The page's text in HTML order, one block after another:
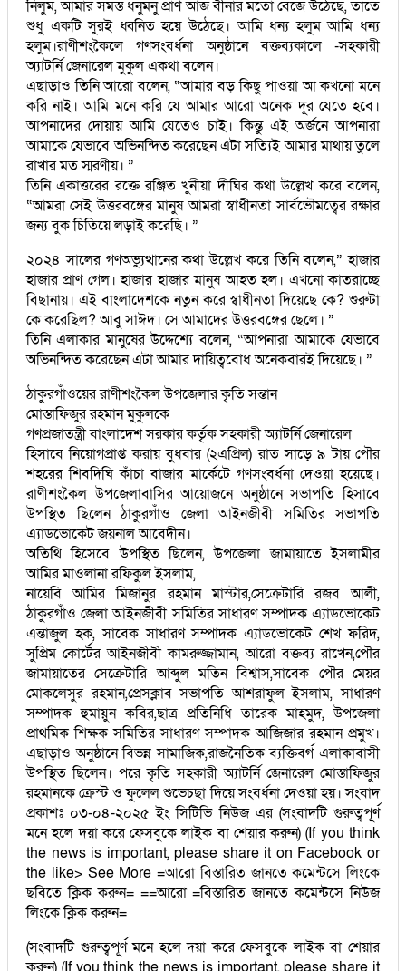
নিলুম, আমার সমস্ত ধনুমনু প্রাণ আজ বীনার মতো বেজে উঠেছে, তাতে
শুধু একটি সুরই ধ্বনিত হয়ে উঠেছে। আমি ধন্য হলুম আমি ধন্য
হলুম।রাণীশংকৈলে গণসংবর্ধনা অনুষ্ঠানে বক্তব্যকালে -সহকারী
অ্যাটর্নি জেনারেল মুকুল একথা বলেন।
এছাড়াও তিনি আরো বলেন, “আমার বড় কিছু পাওয়া আ কখনো মনে
করি নাই। আমি মনে করি যে আমার আরো অনেক দূর যেতে হবে।
আপনাদের দোয়ায় আমি যেতেও চাই। কিন্তু এই অর্জনে আপনারা
আমাকে যেভাবে অভিনন্দিত করেছেন এটা সত্যিই আমার মাথায় তুলে
রাখার মত স্মরণীয়। ”
তিনি একাত্তরের রক্তে রঞ্জিত খুনীয়া দীঘির কথা উল্লেখ করে বলেন,
“আমরা সেই উত্তরবঙ্গের মানুষ আমরা স্বাধীনতা সার্বভৌমত্বের রক্ষার
জন্য বুক চিতিয়ে লড়াই করেছি। ”
২০২৪ সালের গণঅভ্যুত্থানের কথা উল্লেখ করে তিনি বলেন,” হাজার
হাজার প্রাণ গেল। হাজার হাজার মানুষ আহত হল। এখনো কাতরাচ্ছে
বিছানায়। এই বাংলাদেশকে নতুন করে স্বাধীনতা দিয়েছে কে? শুরুটা
কে করেছিল? আবু সাঈদ। সে আমাদের উত্তরবঙ্গের ছেলে। ”
তিনি এলাকার মানুষের উদ্দেশ্যে বলেন, “আপনারা আমাকে যেভাবে
অভিনন্দিত করেছেন এটা আমার দায়িত্ববোধ অনেকবারই দিয়েছে। ”
ঠাকুরগাঁওয়ের রাণীশংকৈল উপজেলার কৃতি সন্তান
মোস্তাফিজুর রহমান মুকুলকে
গণপ্রজাতন্ত্রী বাংলাদেশ সরকার কর্তৃক সহকারী অ্যাটর্নি জেনারেল
হিসাবে নিয়োগপ্রাপ্ত করায় বুধবার (২এপ্রিল) রাত সাড়ে ৯ টায় পৌর
শহরের শিবদিঘি কাঁচা বাজার মার্কেটে গণসংবর্ধনা দেওয়া হয়েছে।
রাণীশংকৈল উপজেলাবাসির আয়োজনে অনুষ্ঠানে সভাপতি হিসাবে
উপস্থিত ছিলেন ঠাকুরগাঁও জেলা আইনজীবী সমিতির সভাপতি
এ্যাডভোকেট জয়নাল আবেদীন।
অতিথি হিসেবে উপস্থিত ছিলেন, উপজেলা জামায়াতে ইসলামীর
আমির মাওলানা রফিকুল ইসলাম,
নায়েবি আমির মিজানুর রহমান মাস্টার,সেক্রেটারি রজব আলী,
ঠাকুরগাঁও জেলা আইনজীবী সমিতির সাধারণ সম্পাদক এ্যাডভোকেট
এন্তাজুল হক, সাবেক সাধারণ সম্পাদক এ্যাডভোকেট শেখ ফরিদ,
সুপ্রিম কোর্টের আইনজীবী কামরুজ্জামান, আরো বক্তব্য রাখেন,পৌর
জামায়াতের সেক্রেটারি আব্দুল মতিন বিশ্বাস,সাবেক পৌর মেয়র
মোকলেসুর রহমান,প্রেসক্লাব সভাপতি আশরাফুল ইসলাম, সাধারণ
সম্পাদক হুমায়ুন কবির,ছাত্র প্রতিনিধি তারেক মাহমুদ, উপজেলা
প্রাথমিক শিক্ষক সমিতির সাধারণ সম্পাদক আজিজার রহমান প্রমুখ।
এছাড়াও অনুষ্ঠানে বিভন্ন সামাজিক,রাজনৈতিক ব্যক্তিবর্গ এলাকাবাসী
উপস্থিত ছিলেন। পরে কৃতি সহকারী অ্যাটর্নি জেনারেল মোস্তাফিজুর
রহমানকে ক্রেস্ট ও ফুলেল শুভেচছা দিয়ে সংবর্ধনা দেওয়া হয়। সংবাদ
প্রকাশঃ ০৩-০৪-২০২৫ ইং সিটিভি নিউজ এর (সংবাদটি গুরুত্বপূর্ণ
মনে হলে দয়া করে ফেসবুকে লাইক বা শেয়ার করুন) (If you think
the news is important, please share it on Facebook or
the like> See More =আরো বিস্তারিত জানতে কমেন্টসে লিংকে
ছবিতে ক্লিক করুন= ==আরো =বিস্তারিত জানতে কমেন্টসে নিউজ
লিংকে ক্লিক করুন=
(সংবাদটি গুরুত্বপূর্ণ মনে হলে দয়া করে ফেসবুকে লাইক বা শেয়ার